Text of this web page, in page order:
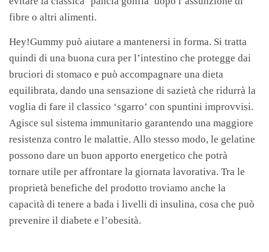
fibre o altri alimenti.
Hey!Gummy può aiutare a mantenersi in forma. Si tratta
quindi di una buona cura per l’intestino che protegge dai
bruciori di stomaco e può accompagnare una dieta
equilibrata, dando una sensazione di sazietà che ridurrà la
voglia di fare il classico ‘sgarro’ con spuntini improvvisi.
Agisce sul sistema immunitario garantendo una maggiore
resistenza contro le malattie. Allo stesso modo, le gelatine
possono dare un buon apporto energetico che potrà
tornare utile per affrontare la giornata lavorativa. Tra le
proprietà benefiche del prodotto troviamo anche la
capacità di tenere a bada i livelli di insulina, cosa che può
prevenire il diabete e l’obesità.